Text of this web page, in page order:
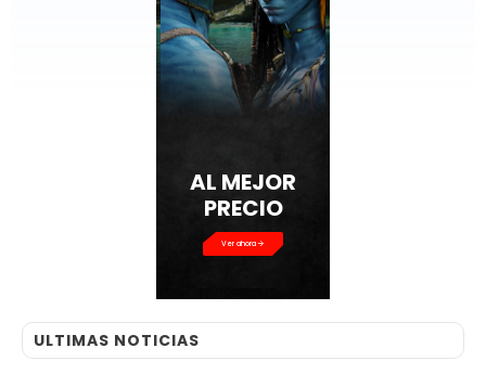
AL MEJOR
PRECIO
Ver ahora
ULTIMAS NOTICIAS